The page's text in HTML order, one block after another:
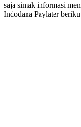
saja simak informasi
Indodana Paylater